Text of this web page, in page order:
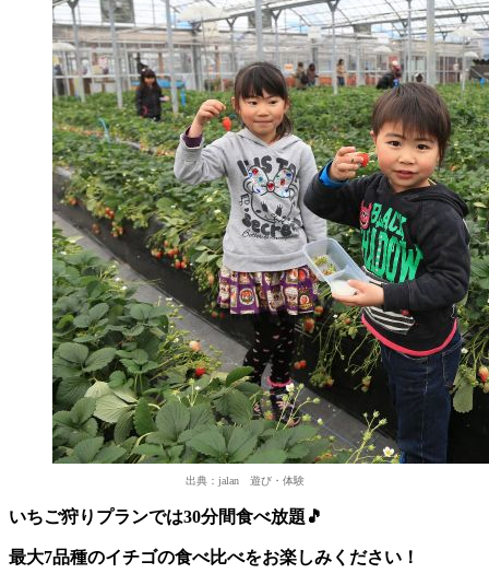
出典：jalan 遊び・体験
いちご狩りプランでは30分間食べ放題🎵
最大7品種のイチゴの食べ比べをお楽しみください！